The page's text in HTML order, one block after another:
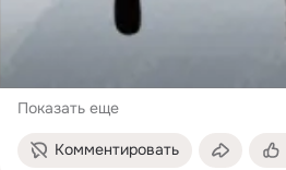
Показать еще
Комментировать